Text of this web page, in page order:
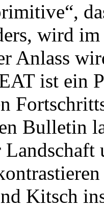
wird
Anlass
ist ein
Bulletin
Kitsch